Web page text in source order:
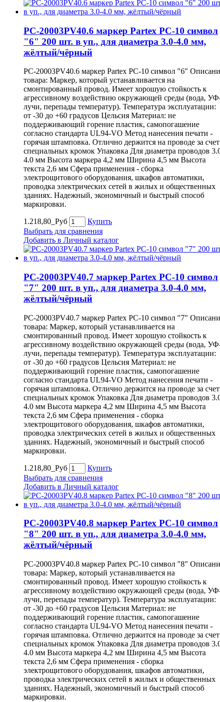
PC-20003PV40.6 маркер Partex PC-10 символ
"6" 200 шт. в уп., для диаметра 3.0-4.0 мм,
жёлтый/чёрный
PC-20003PV40.6 маркер Partex PC-10 символ "6"
товара: Маркер, который устанавливается на
смонтированный провод. Имеет хорошую стойкость к
агрессивному воздействию окружающей среды (вода,
лучи, перепады температур). Температура эксплуатации:
от -30 до +60 градусов Цельсия Материал: не
поддерживающий горение пластик, самопогашение
согласно стандарта UL94-VO Метод нанесения печати -
горячая штамповка. Отлично держится на проводе за счет
специальных кромок Упаковка Для диаметра проводов
4.0 мм Высота маркера 4,2 мм Ширина 4,5 мм Высота
текста 2,6 мм Сфера применения - сборка
электрощитового оборудования, шкафов автоматики,
проводка электрических сетей в жилых и общественных
зданиях. Надежный, экономичный и быстрый способ
маркировки.
1.218,80_Руб
Купить
Выбрать для сравнения
Добавить в Личный каталог
PC-20003PV40.7 маркер Partex PC-10 символ
"7" 200 шт. в уп., для диаметра 3.0-4.0 мм,
жёлтый/чёрный
PC-20003PV40.7 маркер Partex PC-10 символ "7"
товара: Маркер, который устанавливается на
смонтированный провод. Имеет хорошую стойкость к
агрессивному воздействию окружающей среды (вода,
лучи, перепады температур). Температура эксплуатации:
от -30 до +60 градусов Цельсия Материал: не
поддерживающий горение пластик, самопогашение
согласно стандарта UL94-VO Метод нанесения печати -
горячая штамповка. Отлично держится на проводе за счет
специальных кромок Упаковка Для диаметра проводов
4.0 мм Высота маркера 4,2 мм Ширина 4,5 мм Высота
текста 2,6 мм Сфера применения - сборка
электрощитового оборудования, шкафов автоматики,
проводка электрических сетей в жилых и общественных
зданиях. Надежный, экономичный и быстрый способ
маркировки.
1.218,80_Руб
Купить
Выбрать для сравнения
Добавить в Личный каталог
PC-20003PV40.8 маркер Partex PC-10 символ
"8" 200 шт. в уп., для диаметра 3.0-4.0 мм,
жёлтый/чёрный
PC-20003PV40.8 маркер Partex PC-10 символ "8"
товара: Маркер, который устанавливается на
смонтированный провод. Имеет хорошую стойкость к
агрессивному воздействию окружающей среды (вода,
лучи, перепады температур). Температура эксплуатации:
от -30 до +60 градусов Цельсия Материал: не
поддерживающий горение пластик, самопогашение
согласно стандарта UL94-VO Метод нанесения печати -
горячая штамповка. Отлично держится на проводе за счет
специальных кромок Упаковка Для диаметра проводов
4.0 мм Высота маркера 4,2 мм Ширина 4,5 мм Высота
текста 2,6 мм Сфера применения - сборка
электрощитового оборудования, шкафов автоматики,
проводка электрических сетей в жилых и общественных
зданиях. Надежный, экономичный и быстрый способ
маркировки.